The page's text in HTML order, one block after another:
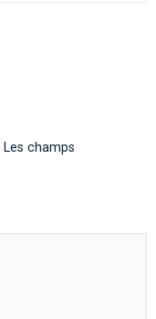
Les champs